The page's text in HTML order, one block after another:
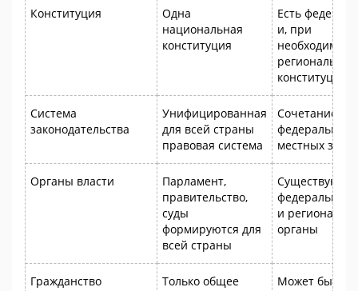
Конституция
Одна
национальная
конституция
Есть
и, при
региональные
конституции
Система
законодательства
Унифицированная
для всей страны
правовая система
Сочетание
федеральных
местных
Органы власти
Парламент,
правительство,
суды
формируются для
всей страны
Существуют
федеральные,
и
органы
Гражданство
Только общее
Может быть